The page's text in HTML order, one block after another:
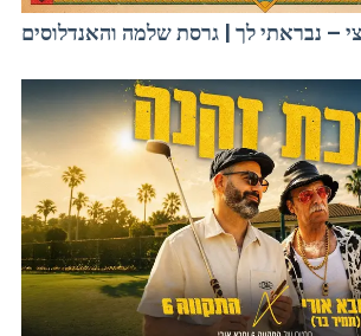
– נבראתי לך | גרסת שלמה והאנדלוסים